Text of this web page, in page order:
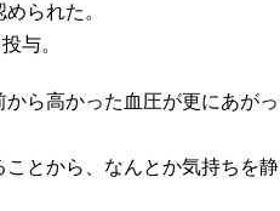
られた。
与。
ら高かった血圧が更にあがっ
とから、なんとか気持ちを静